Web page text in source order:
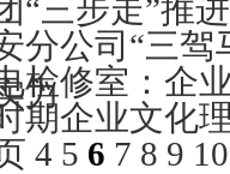
“三步走”推
分公司“三驾
力
检修室：企
期企业文化
4 5 6 7 8 9 10